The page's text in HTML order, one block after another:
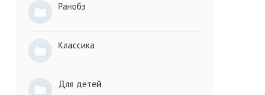
Ранобэ
Классика
Для детей